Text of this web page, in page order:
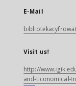
E-Mail
Visit us!
http://
and-Economical-